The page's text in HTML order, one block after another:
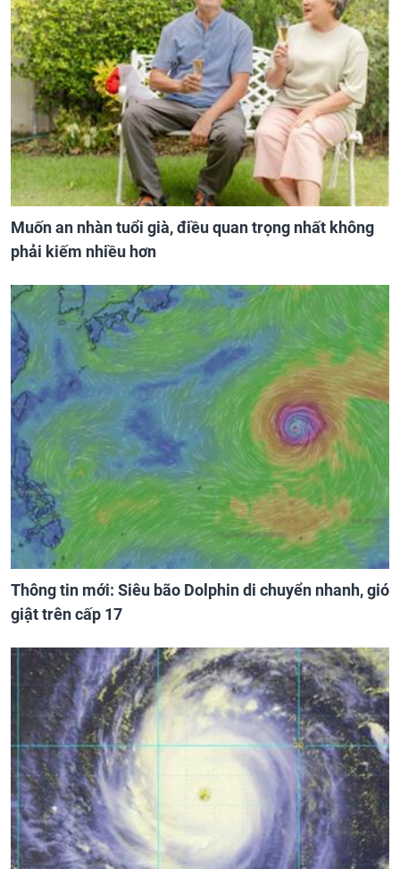
Muốn an nhàn tuổi già, điều quan trọng nhất không
phải kiếm nhiều hơn
Thông tin mới: Siêu bão Dolphin di chuyển nhanh, gió
giật trên cấp 17